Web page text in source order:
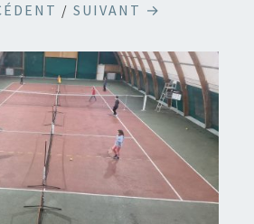
/ SUIVANT →